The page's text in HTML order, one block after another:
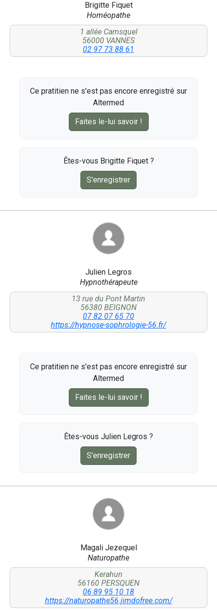
Brigitte Fiquet
Homéopathe
1 allée Camsquel
56000 VANNES
02 97 73 88 61
Ce pratitien ne s'est pas encore enregistré sur
Altermed
Faites le-lui savoir !
Êtes-vous Brigitte Fiquet ?
S'enregistrer
Julien Legros
Hypnothérapeute
13 rue du Pont Martin
56380 BEIGNON
07 82 07 65 70
https://hypnose-sophrologie-56.fr/
Ce pratitien ne s'est pas encore enregistré sur
Altermed
Faites le-lui savoir !
Êtes-vous Julien Legros ?
S'enregistrer
Magali Jezequel
Naturopathe
Kerahun
56160 PERSQUEN
06 89 95 10 18
https://naturopathe56.jimdofree.com/